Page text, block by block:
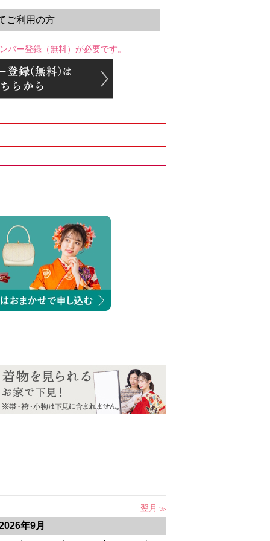
ご利用の方
バー登録（無料）が必要です。
翌月
年9月